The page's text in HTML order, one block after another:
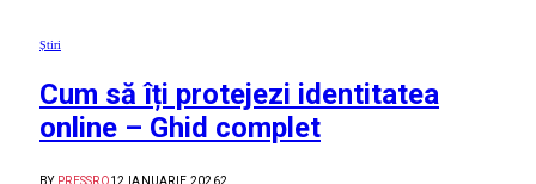
Știri
Cum să îți protejezi identitatea
online – Ghid complet